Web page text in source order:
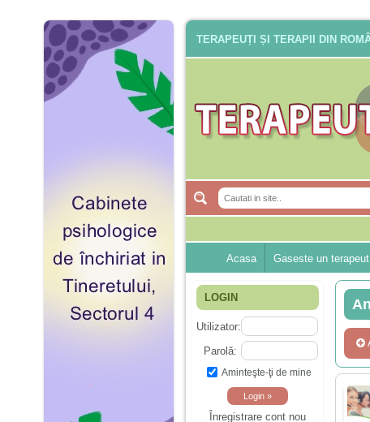
TERAPEUȚI ȘI TERAPII DIN
Acasa Gaseste un terapeut
LOGIN
Utilizator:
Parolă:
Aminteşte-ţi de mine
Înregistrare cont nou